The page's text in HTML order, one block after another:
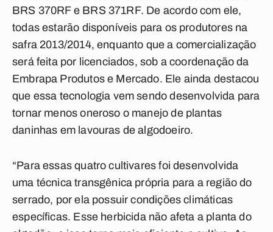
BRS 370RF e BRS 371RF. De acordo com ele,
todas estarão disponíveis para os produtores na
safra 2013/2014, enquanto que a comercialização
será feita por licenciados, sob a coordenação da
Embrapa Produtos e Mercado. Ele ainda destacou
que essa tecnologia vem sendo desenvolvida para
tornar menos oneroso o manejo de plantas
daninhas em lavouras de algodoeiro.
“Para essas quatro cultivares foi desenvolvida
uma técnica transgênica própria para a região do
serrado, por ela possuir condições climáticas
específicas. Esse herbicida não afeta a planta do